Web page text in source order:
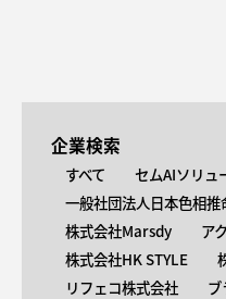
企業検索
すべて
セムAIソリュ
一般社団法人日本色相推
株式会社Marsdy
ア
株式会社HK STYLE
リフェコ株式会社